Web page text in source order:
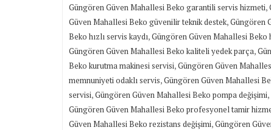
Güngören Güven Mahallesi Beko garantili servis hizmeti,
Güven Mahallesi Beko güvenilir teknik destek,Güngören
Beko hızlı servis kaydı,Güngören Güven Mahallesi Beko
Güngören Güven Mahallesi Beko kaliteli yedek parça,
Beko kurutma makinesi servisi,Güngören Güven
memnuniyeti odaklı servis,Güngören Güven Mahallesi
servisi,Güngören Güven Mahallesi Beko pompa değişimi,
Güngören Güven Mahallesi Beko profesyonel tamir
Güven Mahallesi Beko rezistans değişimi,Güngören